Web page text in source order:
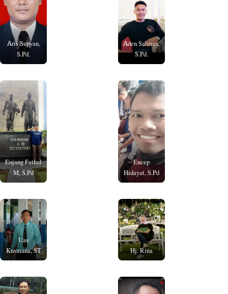
Aris Supyan,
S.Pd.
Aden Salman,
S.Pd.
Enjang Fathul
M, S.Pd
Encep
Hidayat, S.Pd
Uas
Kusmana, ST
Hj. Rina